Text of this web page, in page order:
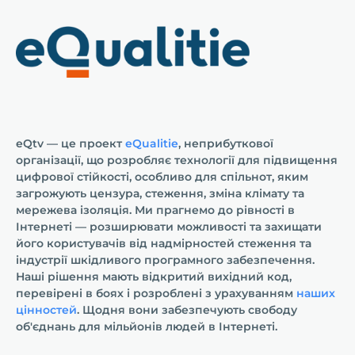
eQtv — це проект eQualitie, неприбуткової
організації, що розробляє технології для підвищення
цифрової стійкості, особливо для спільнот, яким
загрожують цензура, стеження, зміна клімату та
мережева ізоляція. Ми прагнемо до рівності в
Інтернеті — розширювати можливості та захищати
його користувачів від надмірностей стеження та
індустрії шкідливого програмного забезпечення.
Наші рішення мають відкритий вихідний код,
перевірені в боях і розроблені з урахуванням наших
цінностей. Щодня вони забезпечують свободу
об'єднань для мільйонів людей в Інтернеті.